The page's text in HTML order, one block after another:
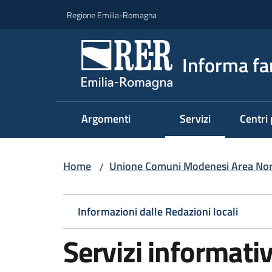
Regione Emilia-Romagna
Informa
Argomenti Servizi
Menu selezionato
Centri
Home / Unione Comuni Modenesi Area
Informazioni dalle Redazioni locali
Servizi